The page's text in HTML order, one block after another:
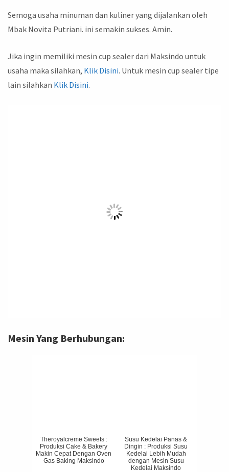
Semoga usaha minuman dan kuliner yang dijalankan oleh
Mbak Novita Putriani. ini semakin sukses. Amin.
Jika ingin memiliki mesin cup sealer dari Maksindo untuk
usaha maka silahkan, Klik Disini. Untuk mesin cup sealer tipe
lain silahkan Klik Disini.
Mesin Yang Berhubungan:
Theroyalcreme Sweets :
Produksi Cake & Bakery
Makin Cepat Dengan Oven
Gas Baking Maksindo
Susu Kedelai Panas &
Dingin : Produksi Susu
Kedelai Lebih Mudah
dengan Mesin Susu
Kedelai Maksindo